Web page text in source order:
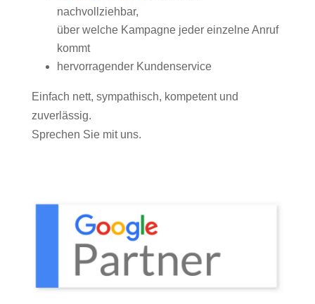
nachvollziehbar,
über welche Kampagne jeder einzelne Anruf
kommt
hervorragender Kundenservice
Einfach nett, sympathisch, kompetent und
zuverlässig.
Sprechen Sie mit uns.